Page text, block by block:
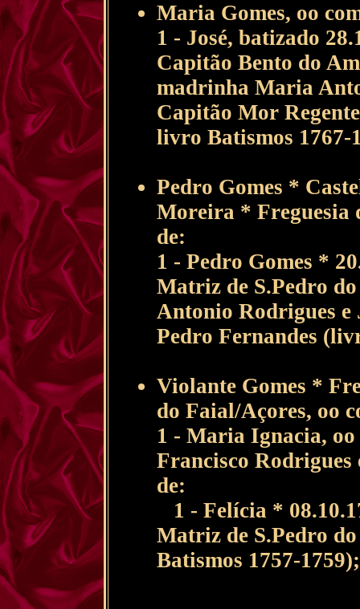
Maria Gomes, oo
1 - José, batizado
Capitão Bento do
madrinha Maria
Capitão Mor
livro Batismos 1767-
Pedro Gomes *
Moreira * Freguesia
de:
1 - Pedro Gomes *
Matriz de S.Pedro
Antonio Rodrigues e
Pedro Fernandes
Violante Gomes *
do Faial/Açores, oo
1 - Maria Ignacia,
Francisco Rodrigues
de:
1 - Felícia *
Matriz de S.Pedro
Batismos 1757-1759);